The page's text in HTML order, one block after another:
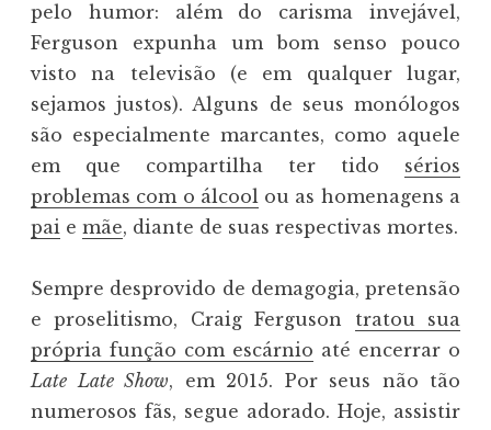
pelo humor: além do carisma invejável,
Ferguson expunha um bom senso pouco
visto na televisão (e em qualquer lugar,
sejamos justos). Alguns de seus monólogos
são especialmente marcantes, como aquele
em que compartilha ter tido sérios
problemas com o álcoolou as homenagens a
pai e mãe, diante de suas respectivas mortes.
Sempre desprovido de demagogia, pretensão
e proselitismo, Craig Ferguson tratou sua
própria função com escárnio até encerrar o
Late Late Show, em 2015. Por seus não tão
numerosos fãs, segue adorado. Hoje, assistir